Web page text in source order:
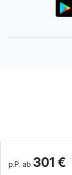
p.P. ab 301 €